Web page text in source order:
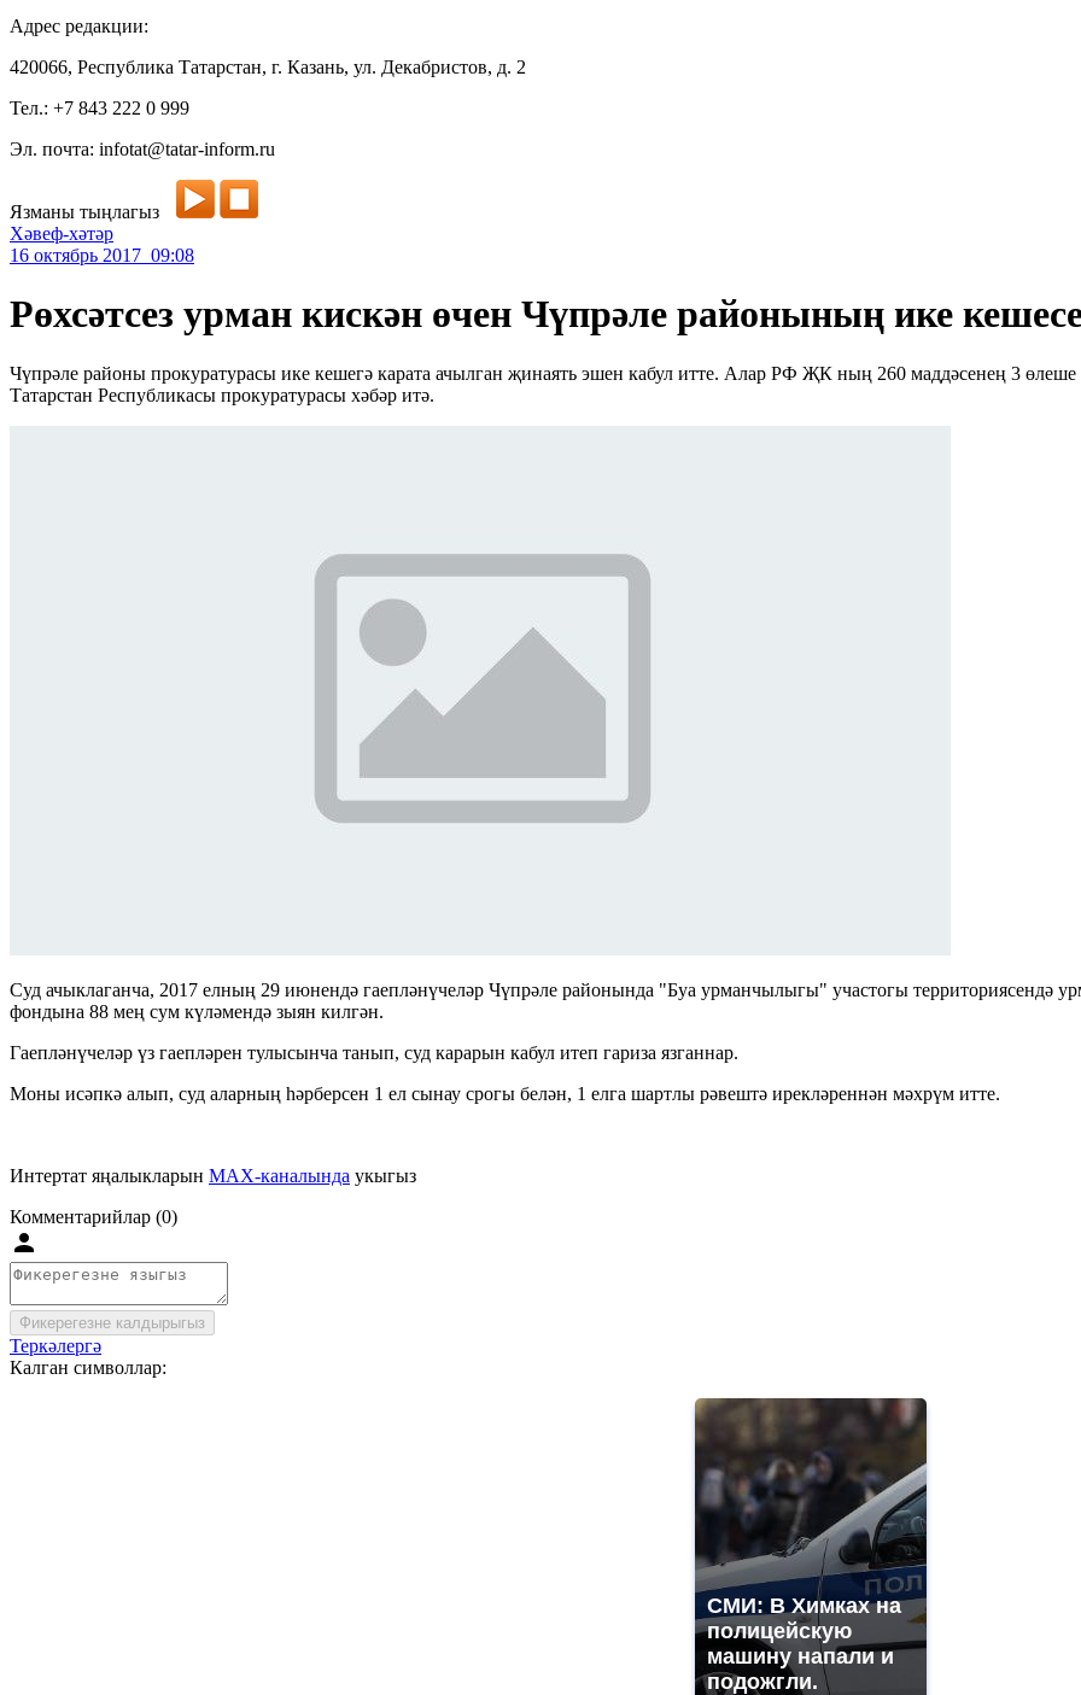
Адрес редакции:
420066, Республика Татарстан, г. Казань, ул. Декабристов, д. 2
Тел.: +7 843 222 0 999
Эл. почта: infotat@tatar-inform.ru
Язманы тыңлагыз
Хәвеф-хәтәр
16 октябрь 2017 09:08
Рөхсәтсез урман кискән өчен Чүпрәле районының ике
Чүпрәле районы прокуратурасы ике кешегә карата ачылган җинаять эшен кабул итте. Алар РФ ҖК ның 260 маддәсенең 3 өлеше
Татарстан Республикасы прокуратурасы хәбәр итә.
Суд ачыклаганча, 2017 елның 29 июнендә гаепләнүчеләр Чүпрәле районында "Буа урманчылыгы" участогы территориясендә
фондына 88 мең сум күләмендә зыян килгән.
Гаепләнүчеләр үз гаепләрен тулысынча танып, суд карарын кабул итеп гариза язганнар.
Моны исәпкә алып, суд аларның һәрберсен 1 ел сынау срогы белән, 1 елга шартлы рәвештә ирекләреннән мәхрүм итте.
Интертат яңалыкларын MAX-каналында укыгыз
Комментарийлар (0)
Фикерегезне калдырыгыз
Теркәлергә
Калган символлар:
СМИ: В Химках на
полицейскую
машину напали и
подожгли.